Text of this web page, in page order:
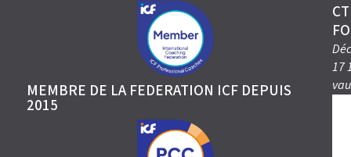
MEMBRE DE LA FEDERATION ICF DEPUIS
2015
17